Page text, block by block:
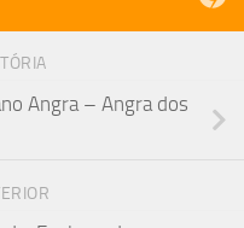
Angra – Angra dos